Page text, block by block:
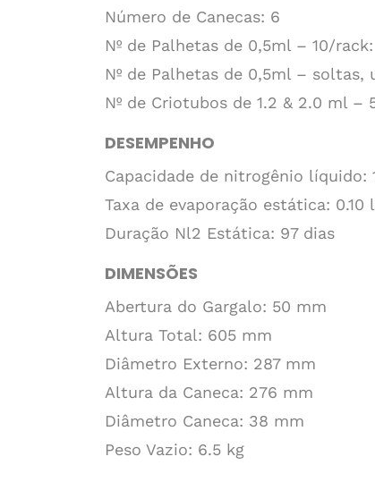
Número de Canecas: 6
Nº de Palhetas de 0,5ml – 10/
Nº de Palhetas de 0,5ml –
Nº de Criotubos de 1.2 & 2.0 ml –
DESEMPENHO
Capacidade de nitrogênio líquido:
Taxa de evaporação estática:
Duração Nl2 Estática: 97 dias
DIMENSÕES
Abertura do Gargalo: 50 mm
Altura Total: 605 mm
Diâmetro Externo: 287 mm
Altura da Caneca: 276 mm
Diâmetro Caneca: 38 mm
Peso Vazio: 6.5 kg